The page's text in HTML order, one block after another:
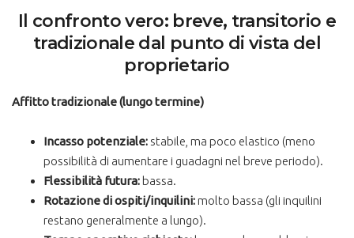
Il confronto vero: breve, transitorio e
tradizionale dal punto di vista del
proprietario
Affitto tradizionale (lungo termine)
Incasso potenziale: stabile, ma poco elastico (meno
possibilità di aumentare i guadagni nel breve periodo).
Flessibilità futura: bassa.
Rotazione di ospiti/inquilini:molto bassa (gli inquilini
restano generalmente a lungo).